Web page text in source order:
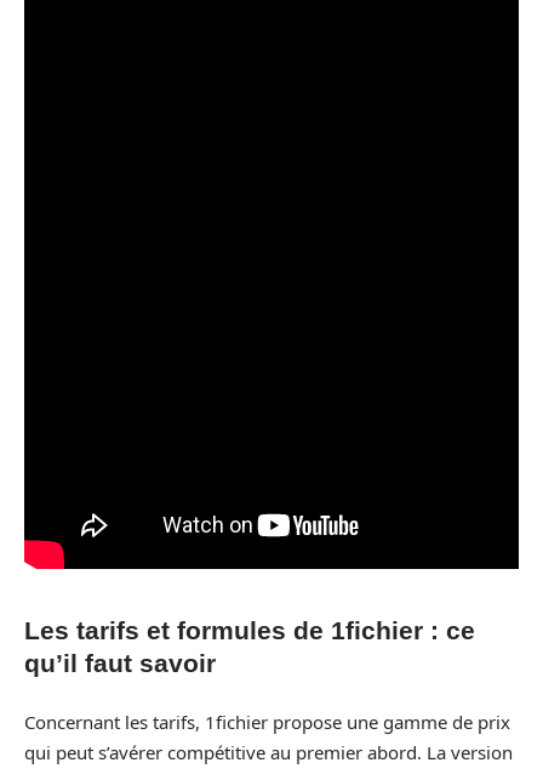
Les tarifs et formules de 1fichier : ce
qu’il faut savoir
Concernant les tarifs, 1fichier propose une gamme de prix
qui peut s’avérer compétitive au premier abord. La version